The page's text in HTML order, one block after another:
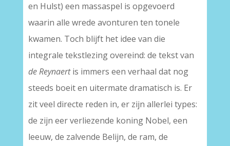
en Hulst) een massaspel is opgevoerd
waarin alle wrede avonturen ten tonele
kwamen. Toch blijft het idee van die
integrale tekstlezing overeind: de tekst van
de Reynaertis immers een verhaal dat nog
steeds boeit en uitermate dramatisch is. Er
zit veel directe reden in, er zijn allerlei types:
de zijn eer verliezende koning Nobel, een
leeuw, de zalvende Belijn, de ram, de